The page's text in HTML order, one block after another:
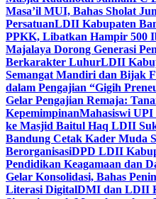
Masa’il MUI, Bahas Sholat
PersatuanLDII Kabupaten
PPKK, Libatkan Hampir 500
Majalaya Dorong Generasi
Berkarakter LuhurLDII
Semangat Mandiri dan Bijak
dalam Pengajian “Gigih
Gelar Pengajian Remaja:
KepemimpinanMahasiswi
ke Masjid Baitul Haq LDII
Bandung Cetak Kader Muda
BerorganisasiDPD LDII
Pendidikan Keagamaan dan
Gelar Konsolidasi, Bahas
Literasi DigitalDMI dan LDII